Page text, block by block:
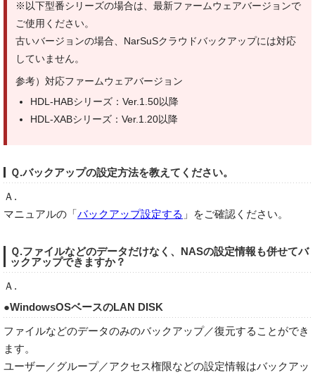
※以下型番シリーズの場合は、最新ファームウェアバージョンで
ご使用ください。
古いバージョンの場合、NarSuSクラウドバックアップには対応
していません。
参考）対応ファームウェアバージョン
HDL-HABシリーズ：Ver.1.50以降
HDL-XABシリーズ：Ver.1.20以降
Ｑ.バックアップの設定方法を教えてください。
Ａ.
マニュアルの「バックアップ設定する 」をご確認ください。
Ｑ.ファイルなどのデータだけなく、NASの設定情報も併せてバ
ックアップできますか？
Ａ.
●WindowsOSベースのLAN DISK
ファイルなどのデータのみのバックアップ／復元することができ
ます。
ユーザー／グループ／アクセス権限などの設定情報はバックアッ